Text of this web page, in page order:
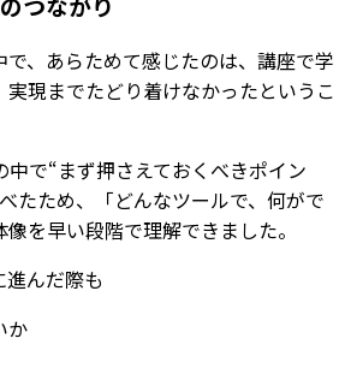
、あらためて感じたのは、講座で学
現までたどり着けなかったというこ
で“まず押さえておくべきポイン
たため、「どんなツールで、何がで
を早い段階で理解できました。
んだ際も
か